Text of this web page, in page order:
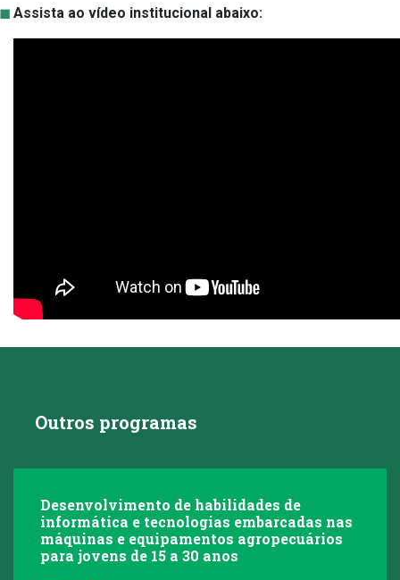
Assista ao vídeo institucional abaixo:
Outros programas
Desenvolvimento de habilidades de
informática e tecnologias embarcadas nas
máquinas e equipamentos agropecuários
para jovens de 15 a 30 anos